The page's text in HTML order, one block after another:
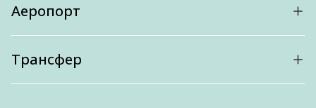
Аеропорт
Трансфер